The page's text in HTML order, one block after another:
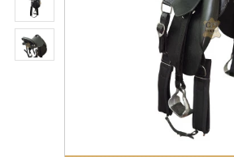
Mulheres
Crianças